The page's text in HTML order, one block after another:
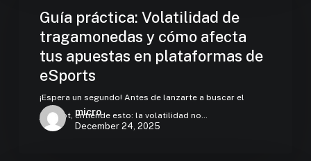
Guía práctica: Volatilidad de
tragamonedas y cómo afecta
tus apuestas en plataformas de
eSports
¡Espera un segundo! Antes de lanzarte a buscar el
jackpot, entiende esto: la volatilidad no…
micro
December 24, 2025